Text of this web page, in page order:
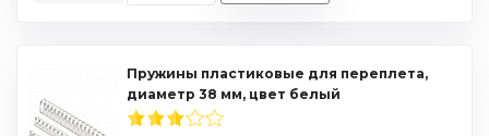
Пружины пластиковые для переплета,
диаметр 38 мм, цвет белый